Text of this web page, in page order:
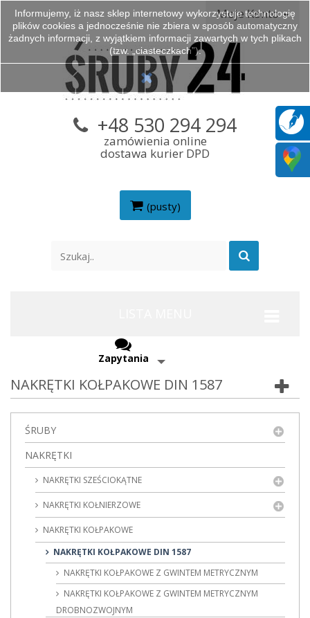
Moje Konto
(pusty)
+48 530 294 294
zamówienia online
dostawa kurier DPD
Zapytania
NAKRĘTKI KOŁPAKOWE DIN 1587
ŚRUBY
NAKRĘTKI
NAKRĘTKI SZEŚCIOKĄTNE
NAKRĘTKI KOŁNIERZOWE
NAKRĘTKI KOŁPAKOWE
NAKRĘTKI KOŁPAKOWE DIN 1587
NAKRĘTKI KOŁPAKOWE Z GWINTEM METRYCZNYM
NAKRĘTKI KOŁPAKOWE Z GWINTEM METRYCZNYM
DROBNOZWOJNYM
Informujemy, iż nasz sklep internetowy wykorzystuje technologię
plików cookies a jednocześnie nie zbiera w sposób automatyczny
żadnych informacji, z wyjątkiem informacji zawartych w tych plikach
(tzw. „ciasteczkach”).